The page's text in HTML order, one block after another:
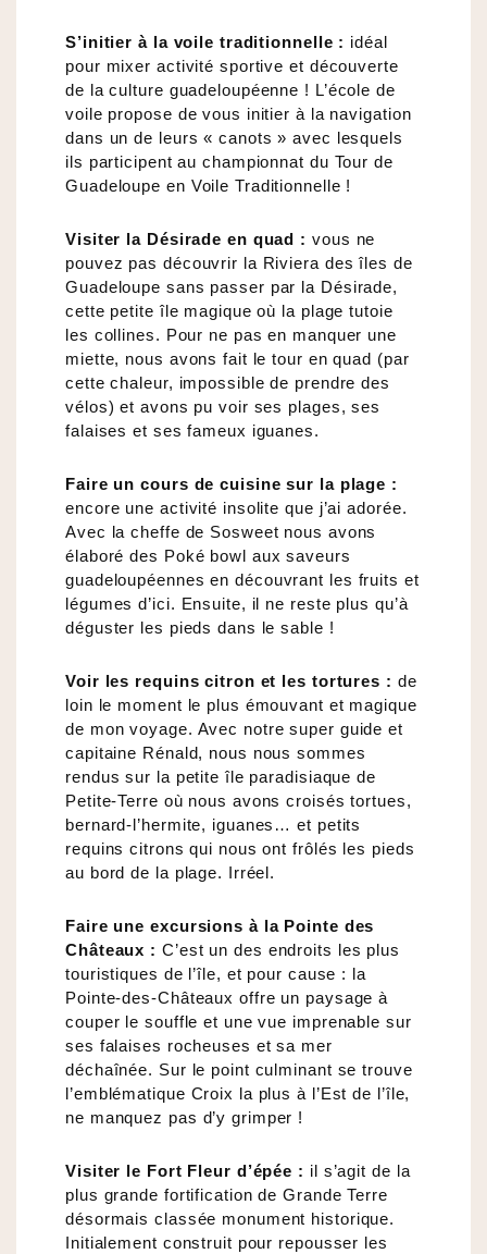
S’initier à la voile traditionnelle : idéal
pour mixer activité sportive et découverte
de la culture guadeloupéenne ! L’école de
voile propose de vous initier à la navigation
dans un de leurs « canots » avec lesquels
ils participent au championnat du Tour de
Guadeloupe en Voile Traditionnelle !
Visiter la Désirade en quad : vous ne
pouvez pas découvrir la Riviera des îles de
Guadeloupe sans passer par la Désirade,
cette petite île magique où la plage tutoie
les collines. Pour ne pas en manquer une
miette, nous avons fait le tour en quad (par
cette chaleur, impossible de prendre des
vélos) et avons pu voir ses plages, ses
falaises et ses fameux iguanes.
Faire un cours de cuisine sur la plage :
encore une activité insolite que j’ai adorée.
Avec la cheffe de Sosweet nous avons
élaboré des Poké bowl aux saveurs
guadeloupéennes en découvrant les fruits et
légumes d’ici. Ensuite, il ne reste plus qu’à
déguster les pieds dans le sable !
Voir les requins citron et les tortures : de
loin le moment le plus émouvant et magique
de mon voyage. Avec notre super guide et
capitaine Rénald, nous nous sommes
rendus sur la petite île paradisiaque de
Petite-Terre où nous avons croisés tortues,
bernard-l’hermite, iguanes… et petits
requins citrons qui nous ont frôlés les pieds
au bord de la plage. Irréel.
Faire une excursions à la Pointe des
Châteaux : C’est un des endroits les plus
touristiques de l’île, et pour cause : la
Pointe-des-Châteaux offre un paysage à
couper le souffle et une vue imprenable sur
ses falaises rocheuses et sa mer
déchaînée. Sur le point culminant se trouve
l’emblématique Croix la plus à l’Est de l’île,
ne manquez pas d’y grimper !
Visiter le Fort Fleur d’épée : il s’agit de la
plus grande fortification de Grande Terre
désormais classée monument historique.
Initialement construit pour repousser les